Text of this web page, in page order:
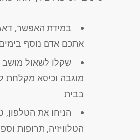
במידת האפשר,
אתכם אדם נוסף
שקלו לשאול
מוגבה וכיסא מקלחת
בבית
הניחו את הטלפון,
הטלוויזיה, תרופות